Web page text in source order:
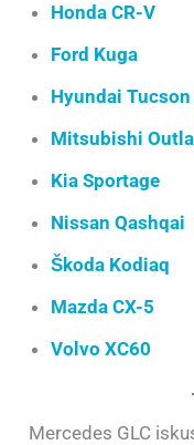
Honda CR-V
Ford Kuga
Hyundai Tucson
Mitsubishi
Kia Sportage
Nissan Qashqai
Škoda Kodiaq
Mazda CX-5
Volvo XC60
Mercedes GLC